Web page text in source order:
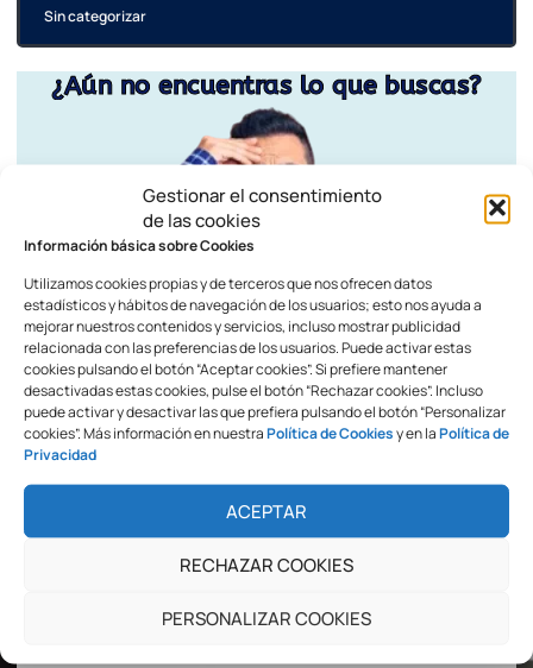
Gestionar el consentimiento
de las cookies
Información básica sobre Cookies
Utilizamos cookies propias y de terceros que nos ofrecen datos
estadísticos y hábitos de navegación de los usuarios; esto nos ayuda a
mejorar nuestros contenidos y servicios, incluso mostrar publicidad
relacionada con las preferencias de los usuarios. Puede activar estas
cookies pulsando el botón “Aceptar cookies”. Si prefiere mantener
desactivadas estas cookies, pulse el botón “Rechazar cookies”. Incluso
puede activar y desactivar las que prefiera pulsando el botón “Personalizar
cookies”. Más información en nuestraPolítica de Cookiesy en laPolítica de
Privacidad
ACEPTAR
RECHAZAR COOKIES
PERSONALIZAR COOKIES
Sin categorizar
¿Aún no encuentras lo que buscas?
Contacta ahora con nuestro
Departamento Comercial